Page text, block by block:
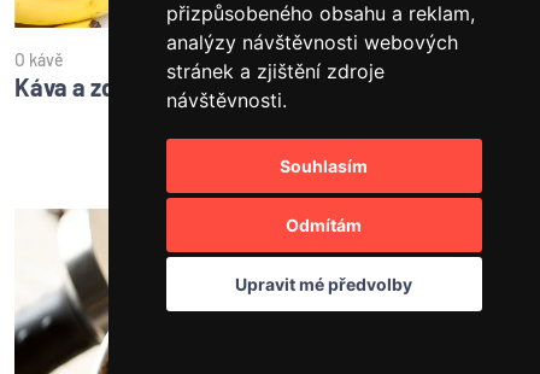
přizpůsobeného obsahu a reklam,
analýzy návštěvnosti webových
stránek a zjištění zdroje
návštěvnosti.
Souhlasím
Odmítám
Upravit mé předvolby
O kávě
Káva a zdraví
přečíst článek